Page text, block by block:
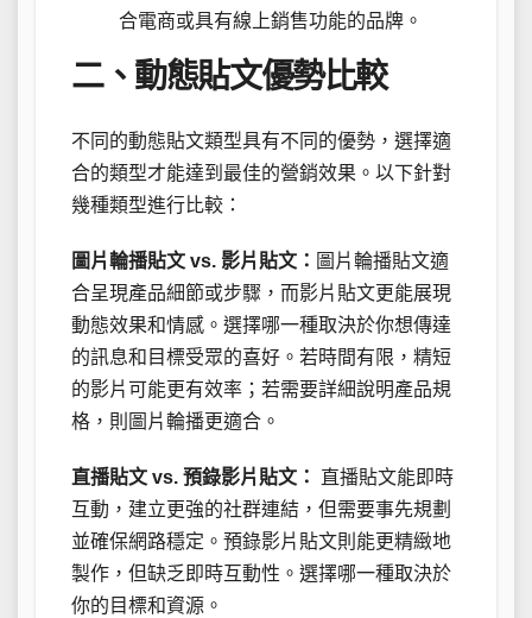
合電商或具有線上銷售功能的品牌。
二、動態貼文優勢比較
不同的動態貼文類型具有不同的優勢，選擇適
合的類型才能達到最佳的營銷效果。以下針對
幾種類型進行比較：
圖片輪播貼文 vs. 影片貼文： 圖片輪播貼文適
合呈現產品細節或步驟，而影片貼文更能展現
動態效果和情感。選擇哪一種取決於你想傳達
的訊息和目標受眾的喜好。若時間有限，精短
的影片可能更有效率；若需要詳細說明產品規
格，則圖片輪播更適合。
直播貼文 vs. 預錄影片貼文：
直播貼文能即時
互動，建立更強的社群連結，但需要事先規劃
並確保網路穩定。預錄影片貼文則能更精緻地
製作，但缺乏即時互動性。選擇哪一種取決於
你的目標和資源。